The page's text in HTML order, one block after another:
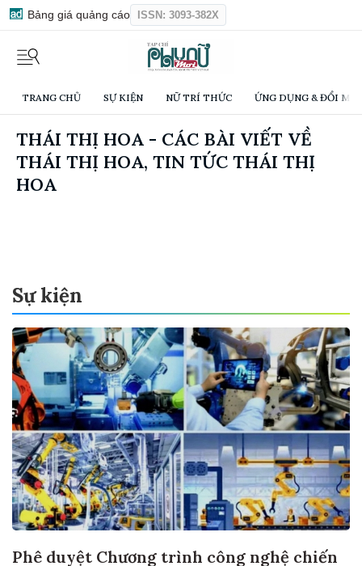
Bảng giá quảng cáo ISSN: 3093-382X
TRANG CHỦ SỰ KIỆN NỮ TRÍ THỨC ỨNG DỤNG & ĐỔI
THÁI THỊ HOA - CÁC BÀI VIẾT VỀ
THÁI THỊ HOA, TIN TỨC THÁI THỊ
HOA
Sự kiện
Phê duyệt Chương trình công nghệ chiến